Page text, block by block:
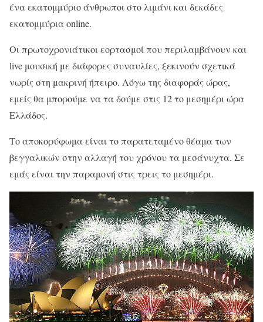
ένα εκατομμύριο άνθρωποι στο λιμάνι και δεκάδες
εκατομμύρια online.
Οι πρωτοχρονιάτικοι εορτασμοί που περιλαμβάνουν και
live μουσική με διάφορες συναυλίες, ξεκινούν σχετικά
νωρίς στη μακρινή ήπειρο. Λόγω της διαφοράς ώρας,
εμείς θα μπορούμε να τα δούμε στις 12 το μεσημέρι ώρα
Ελλάδος.
Το αποκορύφωμα είναι το παρατεταμένο θέαμα των
βεγγαλικών στην αλλαγή του χρόνου τα μεσάνυχτα. Σε
εμάς είναι την παραμονή στις τρεις το μεσημέρι.